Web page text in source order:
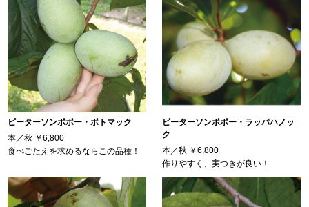
ピーターソンポポー・ポトマック
本／秋 ￥6,800
食べごたえを求めるならこの品種！
ピーターソンポポー・ラッパハノッ
ク
本／秋 ￥6,800
作りやすく、実つきが良い！